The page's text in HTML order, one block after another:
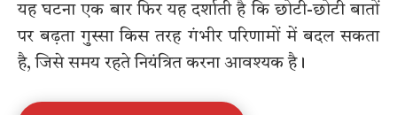
यह घटना एक बार फिर यह दर्शाती है कि छोटी-छोटी बातों
पर बढ़ता गुस्सा किस तरह गंभीर परिणामों में बदल सकता
है, जिसे समय रहते नियंत्रित करना आवश्यक है।